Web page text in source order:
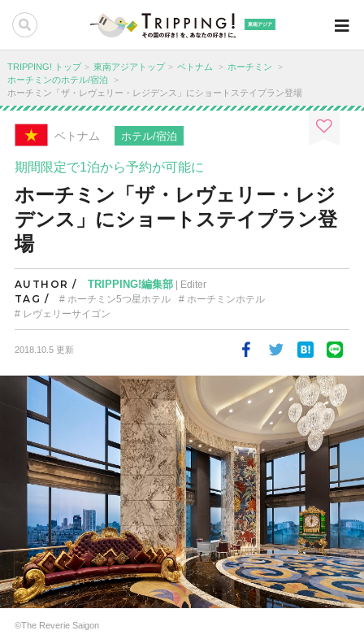
東南アジア
TRIPPING! トップ 東南アジアトップ ベトナム
ホーチミン
ホーチミンのホテル/宿泊
ホーチミン「ザ・レヴェリー・レジデンス」にショートステイプラン登場
ベトナム ホテル/宿泊
期間限定で1泊から予約が可能に
ホーチミン「ザ・レヴェリー・レジ
デンス」にショートステイプラン登
場
AUTHOR / TRIPPING!編集部| Editer
TAG / ホーチミン5つ星ホテル
ホーチミンホテル
レヴェリーサイゴン
2018.10.5 更新
©The Reverie Saigon